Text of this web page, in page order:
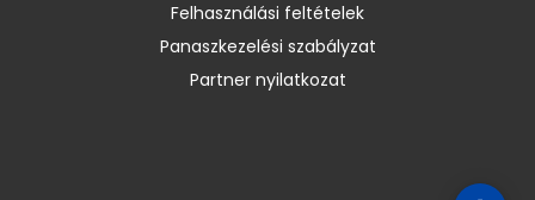
Felhasználási feltételek
Panaszkezelési szabályzat
Partner nyilatkozat